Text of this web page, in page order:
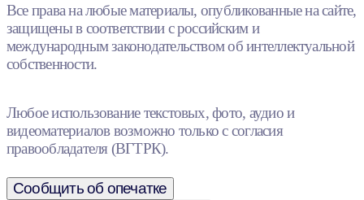
Все права на любые материалы, опубликованные на сайте,
защищены в соответствии с российским и
международным законодательством об интеллектуальной
собственности.
Любое использование текстовых, фото, аудио и
видеоматериалов возможно только с согласия
правообладателя (ВГТРК).
Сообщить об опечатке